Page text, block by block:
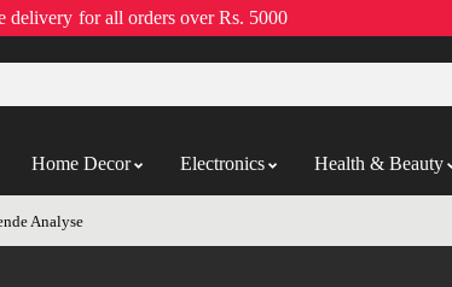
delivery for all orders over Rs. 5000
Home Decor Electronics Health & Beauty
Analyse